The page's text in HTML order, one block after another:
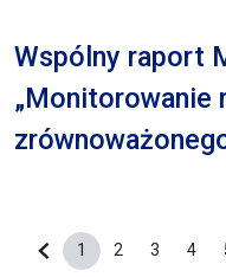
Wspólny raport
„Monitorowanie
Poprzednia strona
Bieżąca strona
1
Strona
2
Strona
3 4